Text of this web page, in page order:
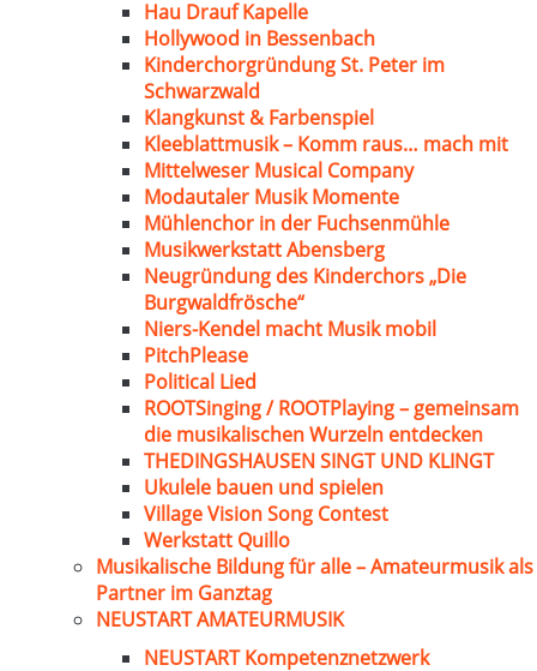
Hau Drauf Kapelle
Hollywood in Bessenbach
Kinderchorgründung St. Peter im
Schwarzwald
Klangkunst & Farbenspiel
Kleeblattmusik – Komm raus… mach mit
Mittelweser Musical Company
Modautaler Musik Momente
Mühlenchor in der Fuchsenmühle
Musikwerkstatt Abensberg
Neugründung des Kinderchors „Die
Burgwaldfrösche“
Niers-Kendel macht Musik mobil
PitchPlease
Political Lied
ROOTSinging / ROOTPlaying – gemeinsam
die musikalischen Wurzeln entdecken
THEDINGSHAUSEN SINGT UND KLINGT
Ukulele bauen und spielen
Village Vision Song Contest
Werkstatt Quillo
Musikalische Bildung für alle – Amateurmusik als
Partner im Ganztag
NEUSTART AMATEURMUSIK
NEUSTART Kompetenznetzwerk